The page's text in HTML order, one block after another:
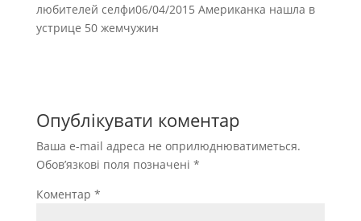
любителей селфи06/04/2015 Американка нашла в
устрице 50 жемчужин
Опублікувати коментар
Ваша e-mail адреса не оприлюднюватиметься.
Обов’язкові поля позначені *
Коментар *